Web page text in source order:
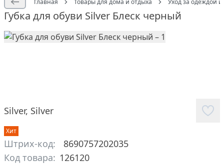
Главная Товары для дома и отдыха Уход за одеждой
Губка для обуви Silver Блеск черный
Silver, Silver
Хит
Штрих-код:
8690757202035
Код товара: 126120